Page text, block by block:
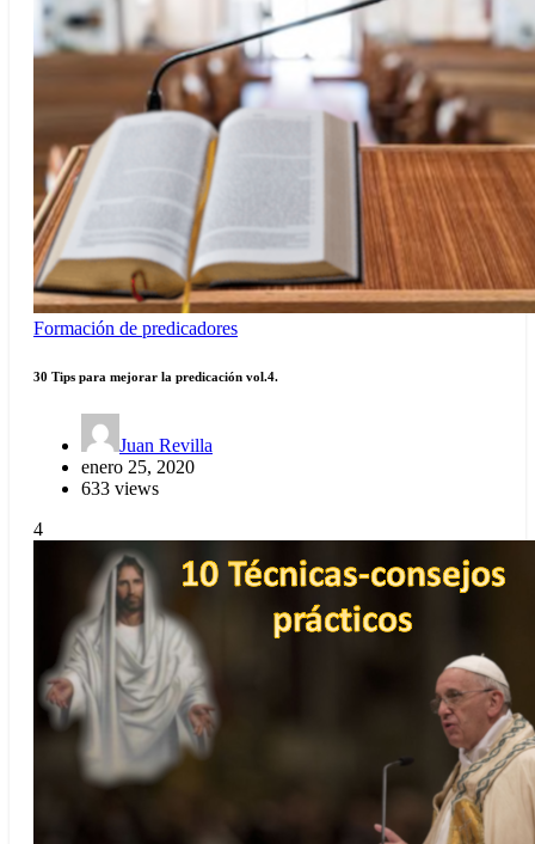
Formación de predicadores
30 Tips para mejorar la predicación vol.4.
Juan Revilla
enero 25, 2020
633 views
4